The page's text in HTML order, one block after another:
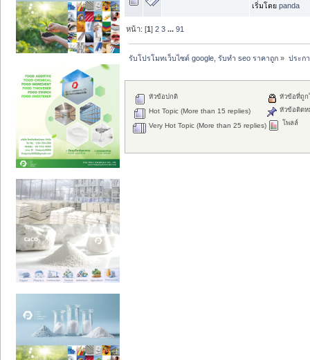
เริ่มโดย panda
หน้า: [1]2 3 ...91
รับโปรโมทเว็บไซต์ google, รับทำ seo ราคาถูก » ประก
หัวข้อปกติ
Hot Topic (More than 15 replies)
Very Hot Topic (More than 25 replies)
หัวข้อที่ถู
หัวข้อติดห
โพลล์